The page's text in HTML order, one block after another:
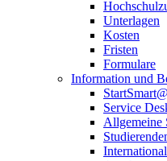
Unterlagen
Kosten
Fristen
Formulare
Information und
Service
Allgemeine